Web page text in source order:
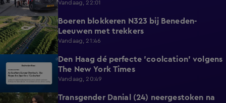
Vandaag, 22:01
0:33
Boeren blokkeren N323 bij Beneden-
Leeuwen met trekkers
Vandaag, 21:46
Den Haag dé perfecte 'coolcation' volgens
The New York Times
Vandaag, 20:49
2:04
Transgender Danial (24) neergestoken na